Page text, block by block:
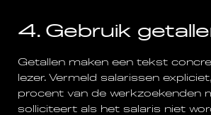
4. Gebruik
Getallen maken een tekst
lezer. Vermeld salarissen
procent van de werkzoekenden
solliciteert als het salaris niet